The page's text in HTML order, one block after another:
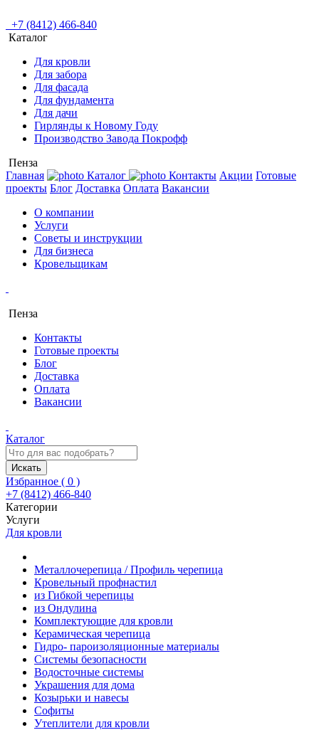
+7 (8412) 466-840
Каталог
Для кровли
Для забора
Для фасада
Для фундамента
Для дачи
Гирлянды к Новому Году
Производство Завода Покрофф
Пенза
Главная
Каталог Контакты Акции Готовые
проекты Блог Доставка Оплата Вакансии
О компании
Услуги
Советы и инструкции
Для бизнеса
Кровельщикам
Пенза
Контакты
Готовые проекты
Блог
Доставка
Оплата
Вакансии
Каталог
Искать
Избранное ( 0 )
+7 (8412) 466-840
Категории
Услуги
Для кровли
Металлочерепица / Профиль черепица
Кровельный профнастил
из Гибкой черепицы
из Ондулина
Комплектующие для кровли
Керамическая черепица
Гидро- пароизоляционные материалы
Системы безопасности
Водосточные системы
Украшения для дома
Козырьки и навесы
Софиты
Утеплители для кровли